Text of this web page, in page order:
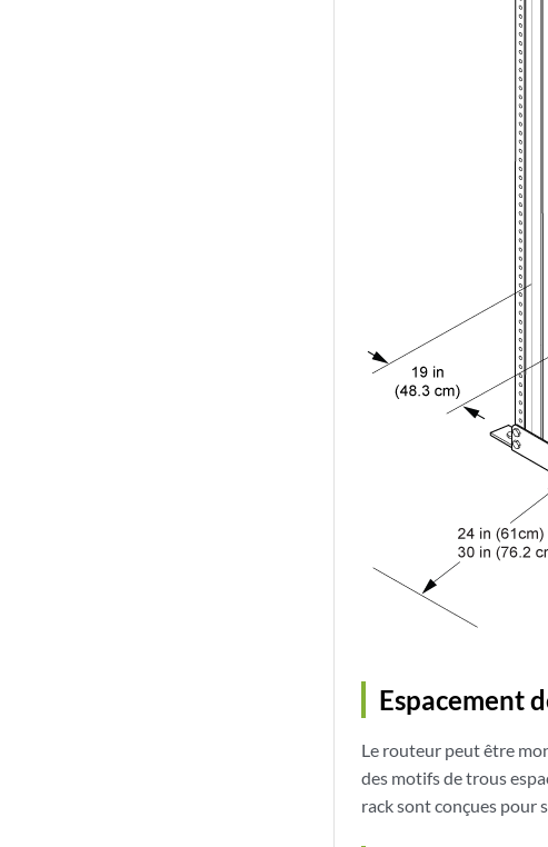
Espacement
Le routeur peut être
des motifs de trous
rack sont conçues pour